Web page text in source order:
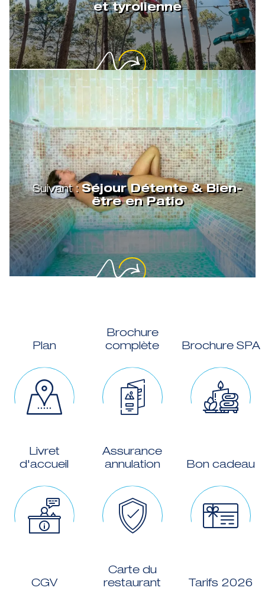
et tyrolienne
Suivant : Séjour Détente & Bien-
être en Patio
Plan
Brochure
complète
Brochure SPA
Livret
d'accueil
Assurance
annulation
Bon cadeau
CGV
Carte du
restaurant
Tarifs 2026